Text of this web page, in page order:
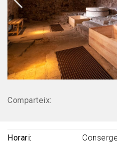
Comparteix:
Horari